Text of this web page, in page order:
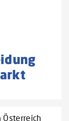
Österreich